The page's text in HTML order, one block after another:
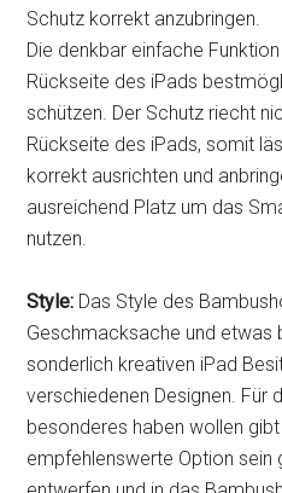
Schutz korrekt anzubringen.
Die denkbar einfache
Rückseite des iPads
schützen. Der Schutz riecht
Rückseite des iPads, somit
korrekt ausrichten und
ausreichend Platz um das
nutzen.
Style: Das Style des
Geschmacksache und etwas
sonderlich kreativen iPad
verschiedenen Designen. Für
besonderes haben wollen
empfehlenswerte Option sein